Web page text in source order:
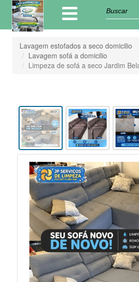
Lavagem estofados a seco domicilio
Lavagem sofá a domicilio
Limpeza de sofá a seco Jardim